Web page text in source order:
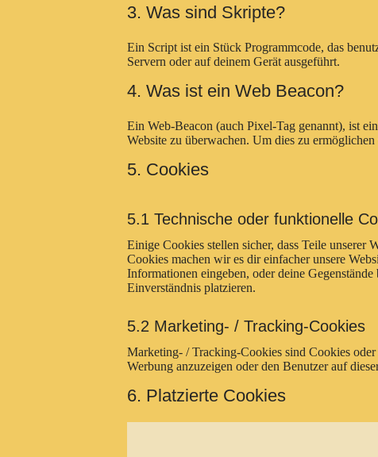
3. Was sind Skripte?
Ein Script ist ein Stück Programmcode, das
Servern oder auf deinem Gerät ausgeführt.
4. Was ist ein Web Beacon?
Ein Web-Beacon (auch Pixel-Tag genannt), ist
Website zu überwachen. Um dies zu
5. Cookies
5.1 Technische oder funktionelle
Einige Cookies stellen sicher, dass Teile
Cookies machen wir es dir einfacher unsere
Informationen eingeben, oder deine
Einverständnis platzieren.
5.2 Marketing- / Tracking-Cookies
Marketing- / Tracking-Cookies sind Cookies
Werbung anzuzeigen oder den Benutzer auf
6. Platzierte Cookies